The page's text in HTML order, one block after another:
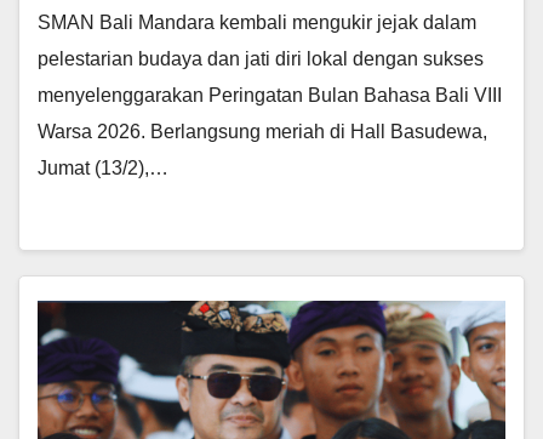
SMAN Bali Mandara kembali mengukir jejak dalam
pelestarian budaya dan jati diri lokal dengan sukses
menyelenggarakan Peringatan Bulan Bahasa Bali VIII
Warsa 2026. Berlangsung meriah di Hall Basudewa,
Jumat (13/2),…